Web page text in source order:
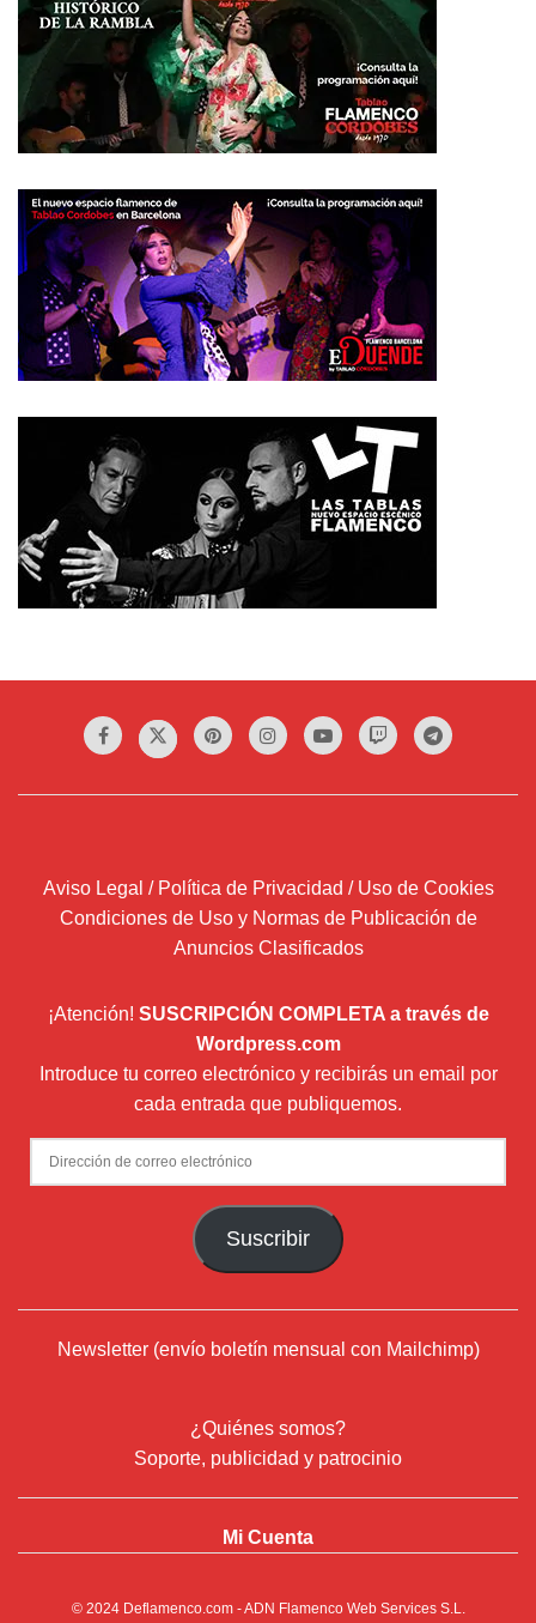
Aviso Legal / Política de Privacidad / Uso de Cookies
Condiciones de Uso y Normas de Publicación de
Anuncios Clasificados
¡Atención! SUSCRIPCIÓN COMPLETA a través de
Wordpress.com
Introduce tu correo electrónico y recibirás un email por
cada entrada que publiquemos.
Dirección
de
Suscribir
Newsletter (envío boletín mensual con Mailchimp)
¿Quiénes somos?
Soporte, publicidad y patrocinio
Mi Cuenta
© 2024 Deflamenco.com- ADN Flamenco Web Services S.L.